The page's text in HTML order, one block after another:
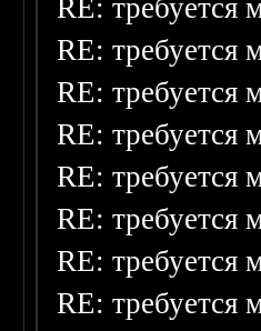
RE: требуется
RE: требуется
RE: требуется
RE: требуется
RE: требуется
RE: требуется
RE: требуется
RE: требуется